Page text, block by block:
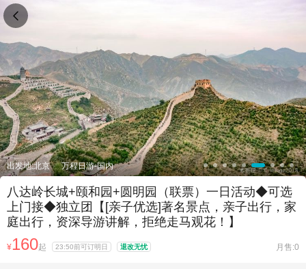
出发地:北京 万程日游-国内
八达岭长城+颐和园+圆明园（联票）一日活动◆可选
上门接◆独立团【[亲子优选]著名景点，亲子出行，家
庭出行，资深导游讲解，拒绝走马观花！】
¥160起 23:50前可订明日 退改无忧 月售:0
